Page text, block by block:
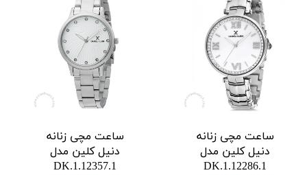
ساعت مچی زنانه
دنیل کلین مدل
DK.1.12286.1
ساعت مچی زنانه
دنیل کلین مدل
DK.1.12357.1